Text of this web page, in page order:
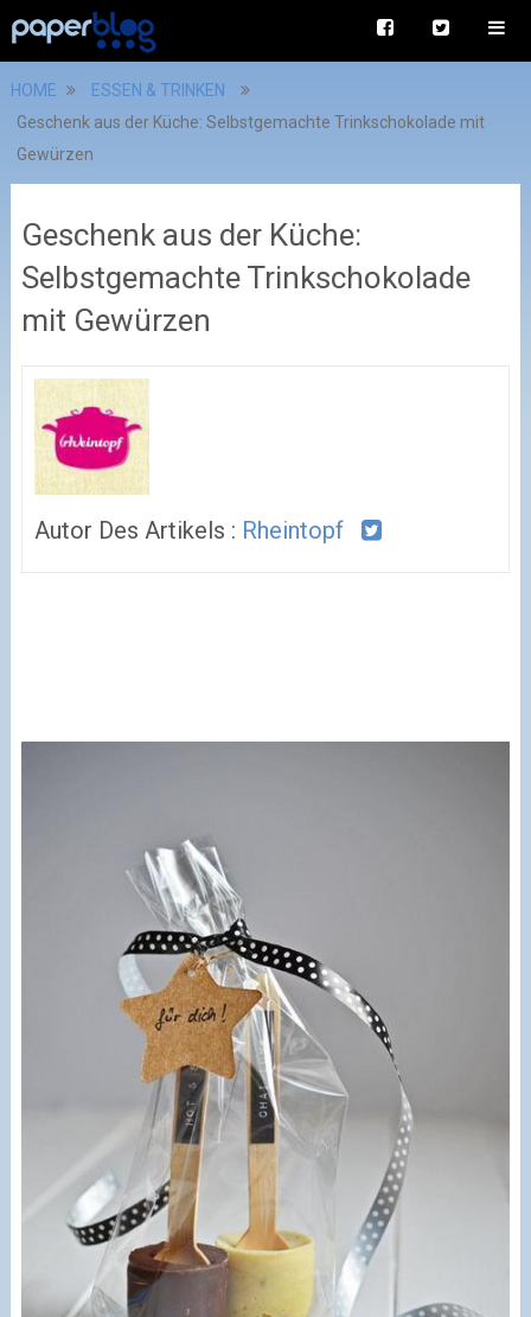
HOME
ESSEN & TRINKEN
Geschenk aus der Küche: Selbstgemachte Trinkschokolade mit
Gewürzen
Geschenk aus der Küche:
Selbstgemachte Trinkschokolade
mit Gewürzen
Autor Des Artikels : Rheintopf